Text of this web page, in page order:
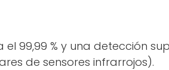
99,99 % y una detección
de sensores infrarrojos).